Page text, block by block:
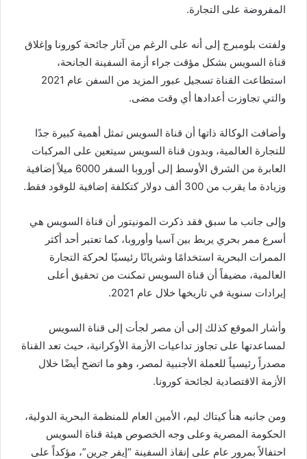
المفروضة على التجارة.
ولفتت بلومبرج إلى أنه على الرغم من آثار جائحة كورونا وإغلاق
قناة السويس بشكل مؤقت جراء أزمة السفينة الجانحة،
استطاعت القناة تسجيل عبور المزيد من السفن عام 2021
والتي تجاوزت أعدادها أي وقت مضى.
وأضافت الوكالة ذاتها أن قناة السويس تمثل أهمية كبيرة جدًا
للتجارة العالمية، وبدون قناة السويس سيتعين على المركبات
العابرة من الشرق الأوسط إلى أوروبا السفر 6000 ميلاً إضافية
وزيادة ما يقرب من 300 ألف دولار كتكلفة إضافية للوقود فقط.
وإلى جانب ما سبق فقد ذكرت المونيتور أن قناة السويس هي
أسرع ممر بحري يربط بين آسيا وأوروبا، كما تعتبر أحد أكثر
الممرات البحرية استخدامًا وشريانًا رئيسيًا لحركة التجارة
العالمية، مضيفاً أن قناة السويس تمكنت من تحقيق أعلى
إيرادات سنوية في تاريخها خلال عام 2021.
وأشار الموقع كذلك إلى أن مصر لجأت إلى قناة السويس
لمساعدتها على تجاوز تداعيات الأزمة الأوكرانية، حيث تعد القناة
مصدراً رئيسياً للعملة الأجنبية لمصر، وهو ما اتضح أيضًا خلال
الأزمة الاقتصادية لجائحة كورونا.
ومن جانبه هنأ كيتاك ليم، الأمين العام للمنظمة البحرية الدولية،
الحكومة المصرية وعلى وجه الخصوص هيئة قناة السويس
احتفالاً بمرور عام على إنقاذ السفينة “إيفر جرين”، مؤكداً على